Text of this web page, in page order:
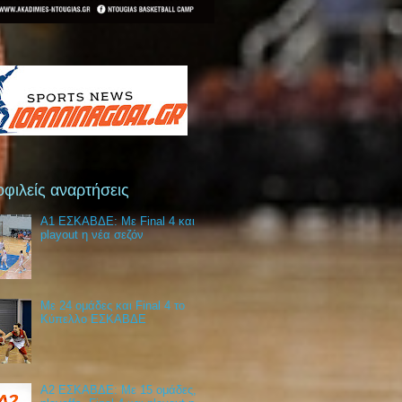
αναρτήσεις
Α1 ΕΣΚΑΒΔΕ: Με Final 4 και
playout η νέα σεζόν
Με 24 ομάδες και Final 4 το
Κύπελλο ΕΣΚΑΒΔΕ
Α2 ΕΣΚΑΒΔΕ: Με 15 ομάδες,